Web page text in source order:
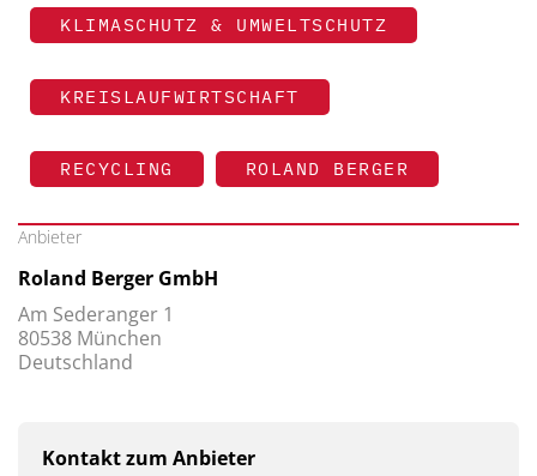
KLIMASCHUTZ & UMWELTSCHUTZ
KREISLAUFWIRTSCHAFT
RECYCLING ROLAND BERGER
Anbieter
Roland Berger GmbH
Am Sederanger 1
80538 München
Deutschland
Kontakt zum Anbieter